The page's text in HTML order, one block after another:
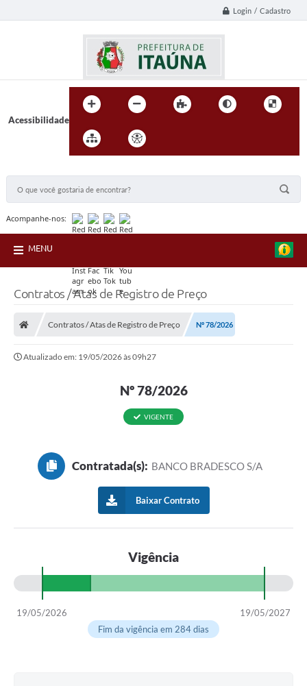
Login / Cadastro
Acessibilidade
Acompanhe-nos:
MENU
Contratos / Atas de Registro de Preço
Contratos / Atas de Registro de Preço Nº 78/2026
Atualizado em: 19/05/2026 às 09h27
Nº 78/2026
VIGENTE
Contratada(s): BANCO BRADESCO S/A
Baixar Contrato
Vigência
19/05/2026
19/05/2027
Fim da vigência em 284 dias